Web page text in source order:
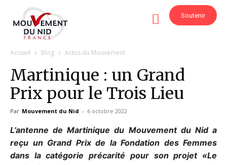
Soutenir
Accueil Blog Actus du Mouvement
Martinique : un Grand
Prix pour le Trois Lieu
Par Mouvement du Nid - 6 octobre 2022
L’antenne de Martinique du Mouvement du Nid a
reçu un Grand Prix de la Fondation des Femmes
dans la catégorie précarité pour son projet «Le